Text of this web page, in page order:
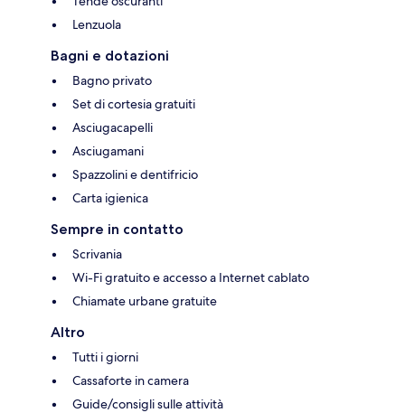
Lenzuola
Bagni e dotazioni
Bagno privato
Set di cortesia gratuiti
Asciugacapelli
Asciugamani
Spazzolini e dentifricio
Carta igienica
Sempre in contatto
Scrivania
Wi-Fi gratuito e accesso a Internet cablato
Chiamate urbane gratuite
Altro
Tutti i giorni
Cassaforte in camera
Guide/consigli sulle attività